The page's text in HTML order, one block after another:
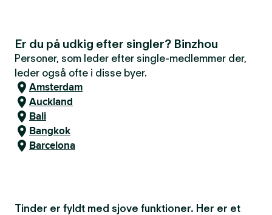
Er du på udkig efter singler? Binzhou
Personer, som leder efter single-medlemmer der,
leder også ofte i disse byer.
Amsterdam
Auckland
Bali
Bangkok
Barcelona
Tinder er fyldt med sjove funktioner. Her er et